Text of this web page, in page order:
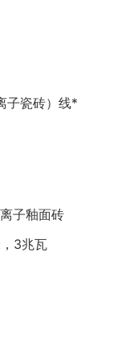
子瓷砖）线*
子釉面砖
3兆瓦